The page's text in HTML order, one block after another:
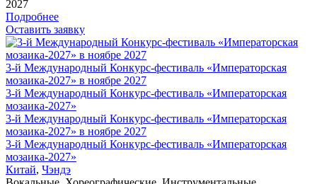
2027
Подробнее
Оставить заявку
3-й Международный Конкурс-фестиваль «Императорская
мозаика-2027» в ноябре 2027
3-й Международный Конкурс-фестиваль «Императорская
мозаика-2027»
3-й Международный Конкурс-фестиваль «Императорская
мозаика-2027» в ноябре 2027
3-й Международный Конкурс-фестиваль «Императорская
мозаика-2027»
Китай, Чэндэ